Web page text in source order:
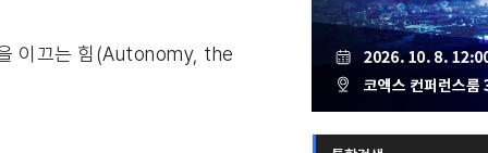
이끄는 힘(Autonomy, the